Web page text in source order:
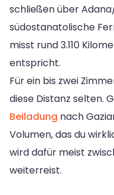
schließen über
südostanatolische
misst rund 3.110
entspricht.
Für ein bis zwei
diese Distanz selten.
Beiladung nach
Volumen, das du
wird dafür meist
weiterreist.